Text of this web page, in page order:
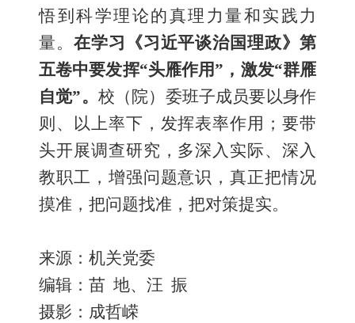
悟到科学理论的真理力量和实践力
量。 在学习《习近平谈治国理政》第
五卷中要发挥“头雁作用”，激发“群雁
自觉”。 校 （院）委班子成员要以身作
则、以上率下，发挥表率作用； 要带
头开展调查研究，多深入实际、深入
教职工，增强问题意识，真正把情况
摸准，把问题找准，把对策提实。
来源：机关党委
编辑：苗 地、汪 振
摄影：成哲嵘